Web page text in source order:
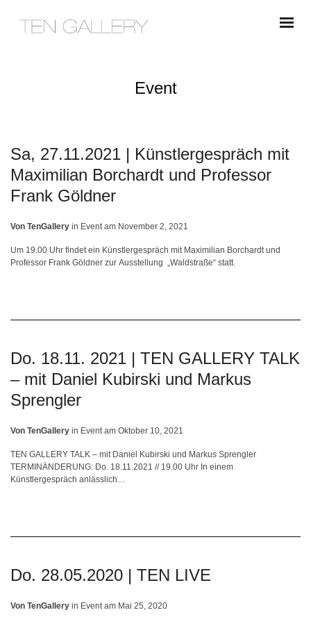
Event
Sa, 27.11.2021 | Künstlergespräch mit
Maximilian Borchardt und Professor
Frank Göldner
Von TenGallery in Eventam November 2, 2021
Um 19.00 Uhr findet ein Künstlergespräch mit Maximilian Borchardt und
Professor Frank Göldner zur Ausstellung „Waldstraße“ statt.
Do. 18.11. 2021 | TEN GALLERY TALK
– mit Daniel Kubirski und Markus
Sprengler
Von TenGallery in Eventam Oktober 10, 2021
TEN GALLERY TALK – mit Daniel Kubirski und Markus Sprengler
TERMINÄNDERUNG: Do. 18.11.2021 // 19.00 Uhr In einem
Künstlergespräch anlässlich…
Do. 28.05.2020 | TEN LIVE
Von TenGallery in Eventam Mai 25, 2020